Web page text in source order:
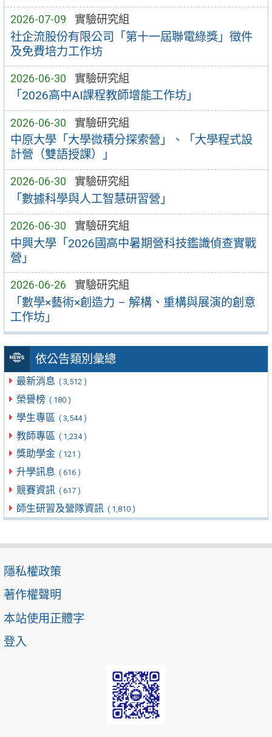
2026-07-09 實驗研究組
社企流股份有限公司「第十一屆聯電綠獎」徵件
及免費培力工作坊
2026-06-30 實驗研究組
「2026高中AI課程教師增能工作坊」
2026-06-30 實驗研究組
中原大學「大學微積分探索營」、「大學程式設
計營（雙語授課）」
2026-06-30 實驗研究組
「數據科學與人工智慧研習營」
2026-06-30 實驗研究組
中興大學「2026國高中暑期營科技鑑識偵查實戰
營」
2026-06-26 實驗研究組
「數學×藝術×創造力 – 解構、重構與展演的創意
工作坊」
依公告類別彙總
最新消息 ( 3,512 )
榮譽榜 ( 180 )
學生專區 ( 3,544 )
教師專區 ( 1,234 )
獎助學金 ( 121 )
升學訊息 ( 616 )
競賽資訊 ( 617 )
師生研習及營隊資訊 ( 1,810 )
隱私權政策
著作權聲明
本站使用正體字
登入